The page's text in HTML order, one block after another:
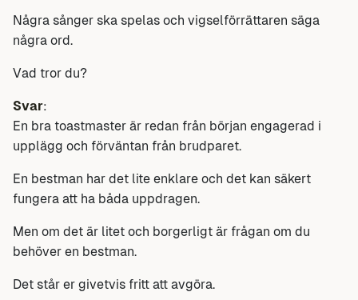
Några sånger ska spelas och vigselförrättaren säga
några ord.
Vad tror du?
Svar:
En bra toastmaster är redan från början engagerad i
upplägg och förväntan från brudparet.
En bestman har det lite enklare och det kan säkert
fungera att ha båda uppdragen.
Men om det är litet och borgerligt är frågan om du
behöver en bestman.
Det står er givetvis fritt att avgöra.